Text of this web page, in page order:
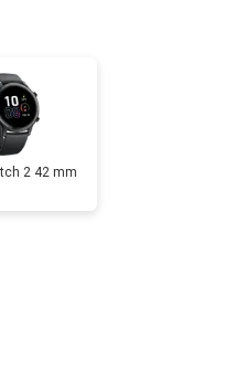
2 42 mm